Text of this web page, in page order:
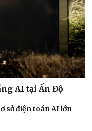
sự - Quốc phòng
tích
AI tại Ấn Độ
sở điện toán AI lớn